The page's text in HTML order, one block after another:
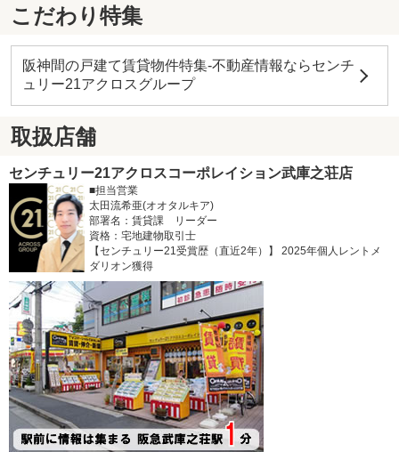
こだわり特集
阪神間の戸建て賃貸物件特集-不動産情報ならセンチ
ュリー21アクロスグループ
取扱店舗
センチュリー21アクロスコーポレイション武庫之荘店
■担当営業
太田流希亜(オオタルキア)
部署名：賃貸課 リーダー
資格：宅地建物取引士
【センチュリー21受賞歴（直近2年）】 2025年個人レントメ
ダリオン獲得